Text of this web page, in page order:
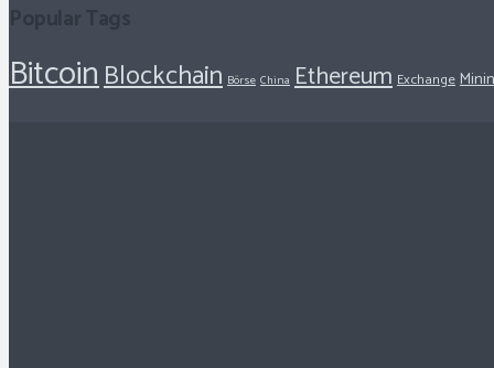
BitcoinBlockchain Börse China EthereumExchange